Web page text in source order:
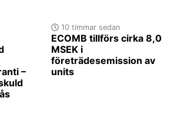
–
10 timmar sedan
ECOMB tillförs cirka 8,0
MSEK i
företrädesemission av
units